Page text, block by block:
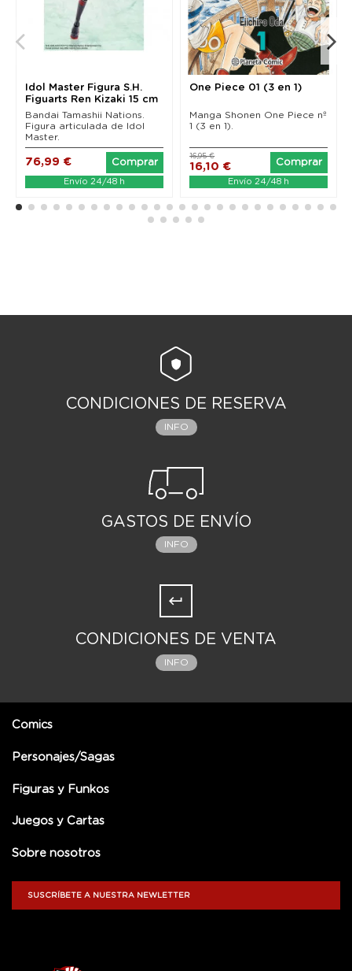
Idol Master Figura S.H.
Figuarts Ren Kizaki 15 cm
Bandai Tamashii Nations.
Figura articulada de Idol
Master.
76,99 € Comprar
Envío 24/48 h
One Piece 01 (3 en 1)
Manga Shonen One Piece nº
1 (3 en 1).
16,10 €
16,95 €
Comprar
Envío 24/48 h
CONDICIONES DE RESERVA
INFO
GASTOS DE ENVÍO
INFO
CONDICIONES DE VENTA
INFO
Comics
Personajes/Sagas
Figuras y Funkos
Juegos y Cartas
Sobre nosotros
SUSCRÍBETE A NUESTRA NEWLETTER